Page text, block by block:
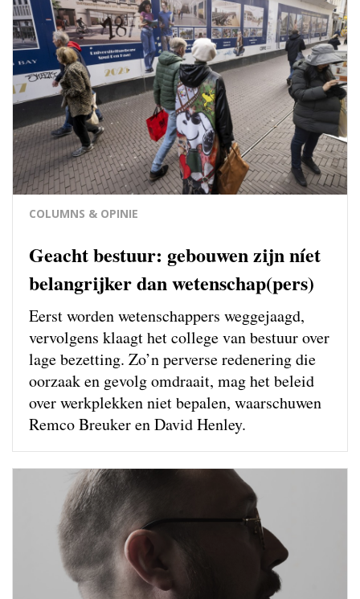
COLUMNS & OPINIE
Geacht bestuur: gebouwen zijn níet
belangrijker dan wetenschap(pers)
Eerst worden wetenschappers weg­gejaagd,
vervolgens klaagt het college van bestuur over
lage bezetting. Zo’n perverse redenering die
oorzaak en gevolg omdraait, mag het beleid
over werkplekken niet bepalen, waarschuwen
Remco Breuker en David Henley.